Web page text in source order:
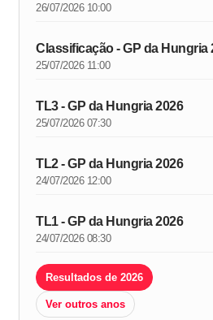
26/07/2026 10:00
Classificação - GP da Hungria
25/07/2026 11:00
TL3 - GP da Hungria 2026
25/07/2026 07:30
TL2 - GP da Hungria 2026
24/07/2026 12:00
TL1 - GP da Hungria 2026
24/07/2026 08:30
Resultados de 2026
Ver outros anos